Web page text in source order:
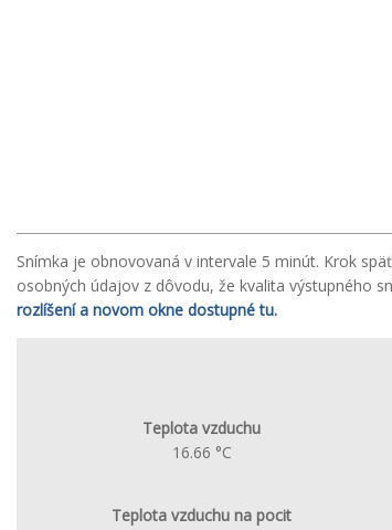
Snímka je obnovovaná v intervale 5 minút. Krok
osobných údajov z dôvodu, že kvalita výstupného
rozlíšení a novom okne dostupné tu.
Teplota vzduchu
16.66 °C
Teplota vzduchu na pocit